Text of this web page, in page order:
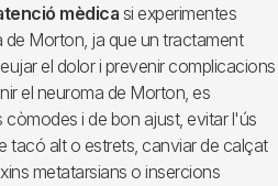
mèdicasi experimentes
Morton, ja que un tractament
el dolor i prevenir complicacions
el neuroma de Morton, es
i de bon ajust, evitar l'ús
tacó alt o estrets, canviar de calçat
metatarsians o insercions